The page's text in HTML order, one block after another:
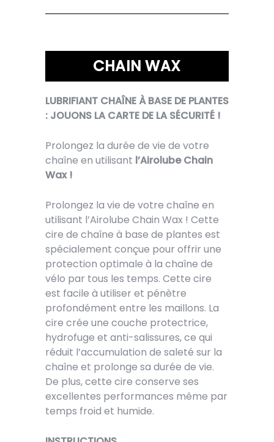
CHAIN WAX
LUBRIFIANT CHAÎNE À BASE DE PLANTES
: JOUONS LA CARTE DE LA SÉCURITÉ !
Prolongez la durée de vie de votre
chaîne en utilisant l’Airolube Chain
Wax !
Prolongez la vie de votre chaîne en
utilisant l’Airolube Chain Wax ! Cette
cire de chaîne à base de plantes est
spécialement conçue pour offrir une
protection optimale à la chaîne de
vélo par tous les temps. Cette cire
est facile à utiliser et pénètre
profondément entre les maillons. La
cire crée une couche protectrice,
hydrofuge et anti-salissures, ce qui
réduit l’accumulation de saleté sur la
chaîne et prolonge sa durée de vie.
De plus, cette cire conserve ses
excellentes performances même par
temps froid et humide.